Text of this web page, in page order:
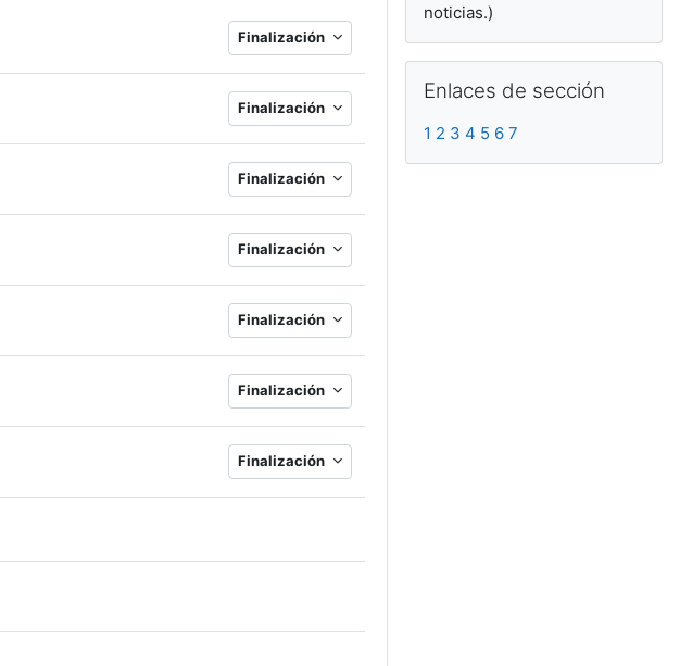
Finalización
Finalización
Finalización
Finalización
Finalización
Finalización
Finalización
noticias.)
Enlaces de sección
1 2 3 4 5 6 7